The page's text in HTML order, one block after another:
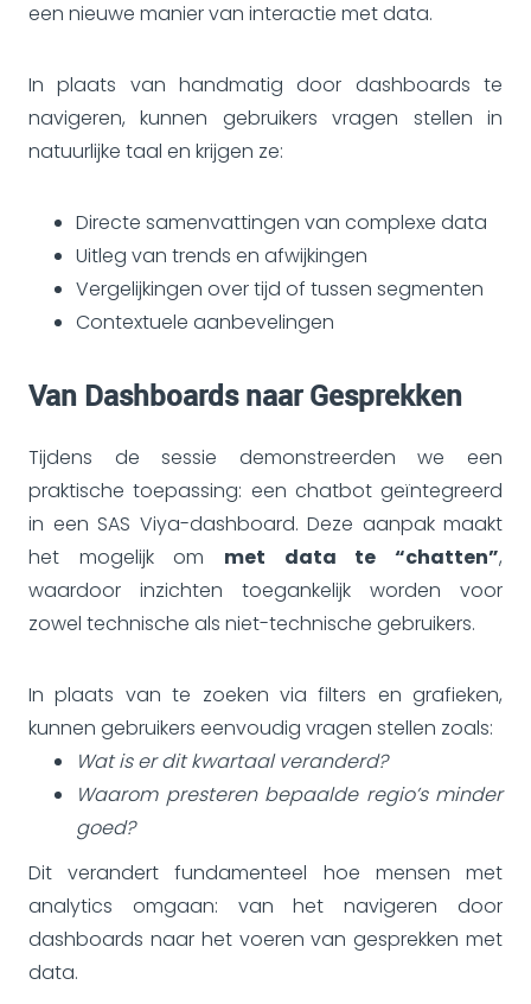
een nieuwe manier van interactie met data.
In plaats van handmatig door dashboards te
navigeren, kunnen gebruikers vragen stellen in
natuurlijke taal en krijgen ze:
Directe samenvattingen van complexe data
Uitleg van trends en afwijkingen
Vergelijkingen over tijd of tussen segmenten
Contextuele aanbevelingen
Van Dashboards naar Gesprekken
Tijdens de sessie demonstreerden we een
praktische toepassing: een chatbot geïntegreerd
in een SAS Viya-dashboard. Deze aanpak maakt
het mogelijk om met data te “chatten”,
waardoor inzichten toegankelijk worden voor
zowel technische als niet-technische gebruikers.
In plaats van te zoeken via filters en grafieken,
kunnen gebruikers eenvoudig vragen stellen zoals:
Wat is er dit kwartaal veranderd?
Waarom presteren bepaalde regio’s minder
goed?
Dit verandert fundamenteel hoe mensen met
analytics omgaan: van het navigeren door
dashboards naar het voeren van gesprekken met
data.